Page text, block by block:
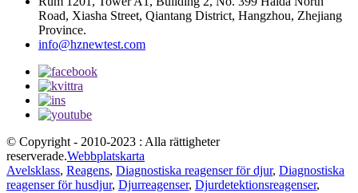
Road, Xiasha Street, Qiantang District, Hangzhou, Zhejiang
Province.
info@hznewtest.com
© Copyright - 2010-2023 : Alla rättigheter
reserverade.Webbplatskarta
Avelsklass, Reagens, Diagnostiska reagenser för djur, Diagnostiska
reagenser för husdjur, Djurreagenser, Djurdetektionsreagenser,